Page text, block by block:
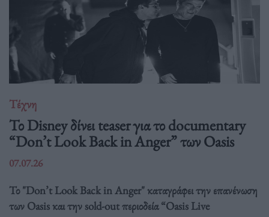
Τέχνη
Το Disney δίνει teaser για το documentary
“Don’t Look Back in Anger” των Oasis
07.07.26
Το "Don’t Look Back in Anger" καταγράφει την επανένωση
των Oasis και την sold-out περιοδεία “Oasis Live